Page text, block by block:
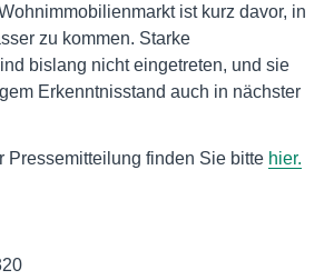
ist kurz davor, in
zu kommen. Starke
bislang nicht eingetreten, und sie
Erkenntnisstand auch in nächster
Pressemitteilung finden Sie bitte hier.